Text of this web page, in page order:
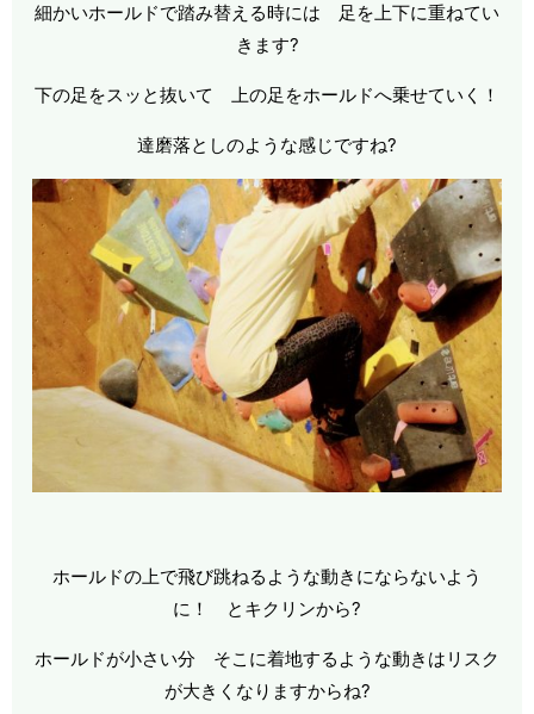
細かいホールドで踏み替える時には 足を上下に重ねてい
きます?
下の足をスッと抜いて 上の足をホールドへ乗せていく！
達磨落としのような感じですね?
ホールドの上で飛び跳ねるような動きにならないよう
に！ とキクリンから?
ホールドが小さい分 そこに着地するような動きはリスク
が大きくなりますからね?